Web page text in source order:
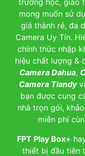
mong muốn sử
giá thành rẻ, đa
Camera Uy Tín.
chính thức nhập
hiệu chất lượng &
Camera Dahua,
Camera Tiandy
bạn được cung
nhà trọn gói,
miễn phí
FPT Play Box+
thiết bị đầu tiên